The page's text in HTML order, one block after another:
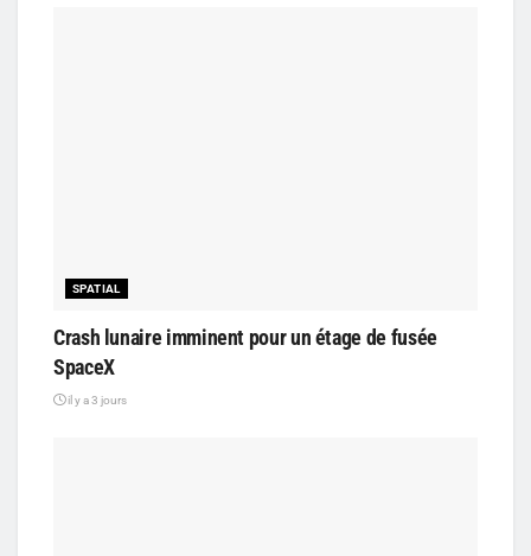
SPATIAL
Crash lunaire imminent pour un étage de fusée
SpaceX
il y a 3 jours